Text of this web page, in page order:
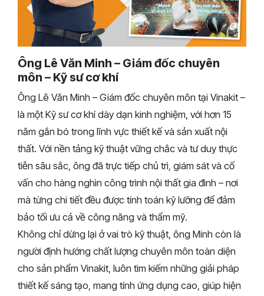
Ông Lê Văn Minh – Giám đốc chuyên
môn – Kỹ sư cơ khí
Ông Lê Văn Minh – Giám đốc chuyên môn tại Vinakit –
là một Kỹ sư cơ khí dày dạn kinh nghiệm, với hơn 15
năm gắn bó trong lĩnh vực thiết kế và sản xuất nội
thất. Với nền tảng kỹ thuật vững chắc và tư duy thực
tiễn sâu sắc, ông đã trực tiếp chủ trì, giám sát và cố
vấn cho hàng nghìn công trình nội thất gia đình – nơi
mà từng chi tiết đều được tính toán kỹ lưỡng để đảm
bảo tối ưu cả về công năng và thẩm mỹ.
Không chỉ dừng lại ở vai trò kỹ thuật, ông Minh còn là
người định hướng chất lượng chuyên môn toàn diện
cho sản phẩm Vinakit, luôn tìm kiếm những giải pháp
thiết kế sáng tạo, mang tính ứng dụng cao, giúp hiện